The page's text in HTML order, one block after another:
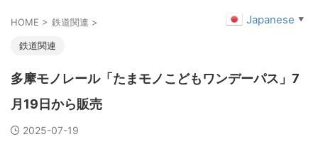
HOME > 鉄道関連 >
鉄道関連
多摩モノレール「たまモノこどもワンデーパス」7
月19日から販売
2025-07-19
Japanese ▼